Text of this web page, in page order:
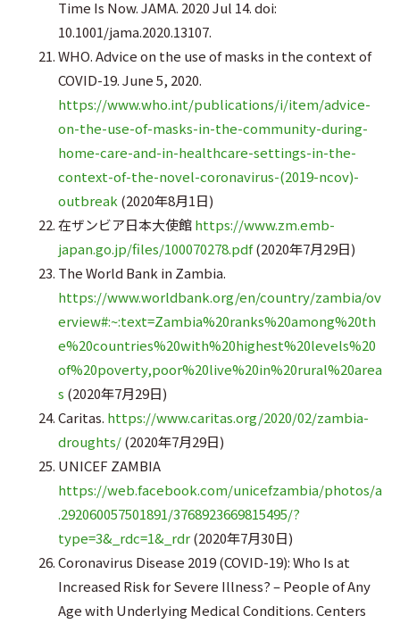
Time Is Now. JAMA. 2020 Jul 14. doi:
10.1001/jama.2020.13107.
WHO. Advice on the use of masks in the context of
COVID-19. June 5, 2020.
https://www.who.int/publications/i/item/advice-
on-the-use-of-masks-in-the-community-during-
home-care-and-in-healthcare-settings-in-the-
context-of-the-novel-coronavirus-(2019-ncov)-
outbreak (2020年8月1日)
在ザンビア日本大使館https://www.zm.emb-
japan.go.jp/files/100070278.pdf(2020年7月29日)
The World Bank in Zambia.
https://www.worldbank.org/en/country/zambia/ov
erview#:~:text=Zambia%20ranks%20among%20th
e%20countries%20with%20highest%20levels%20
of%20poverty,poor%20live%20in%20rural%20area
s (2020年7月29日)
Caritas. https://www.caritas.org/2020/02/zambia-
droughts/(2020年7月29日)
UNICEF ZAMBIA
https://web.facebook.com/unicefzambia/photos/a
.292060057501891/3768923669815495/?
type=3&_rdc=1&_rdr(2020年7月30日)
Coronavirus Disease 2019 (COVID-19): Who Is at
Increased Risk for Severe Illness? – People of Any
Age with Underlying Medical Conditions. Centers